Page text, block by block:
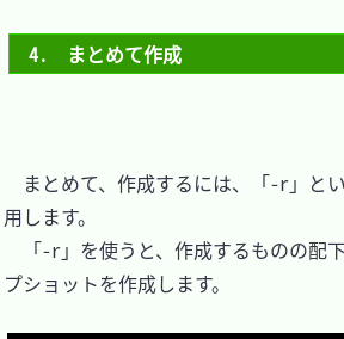
4.　まとめて作成
まとめて、作成するには、「-r」と
用します。
「-r」を使うと、作成するものの配
プショットを作成します。